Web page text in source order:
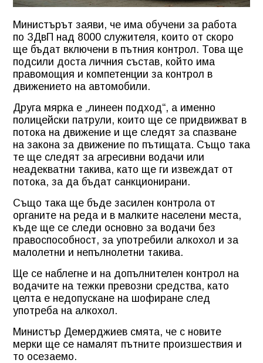
Министърът заяви, че има обучени за работа
по ЗДвП над 8000 служителя, които от скоро
ще бъдат включени в пътния контрол. Това ще
подсили доста личния състав, който има
правомощия и компетенции за контрол в
движението на автомобили.
Друга мярка е „линеен подход“, а именно
полицейски патрули, които ще се придвижват в
потока на движение и ще следят за спазване
на закона за движение по пътищата. Също така
те ще следят за агресивни водачи или
неадекватни такива, като ще ги извеждат от
потока, за да бъдат санкционирани.
Също така ще бъде засилен контрола от
органите на реда и в малките населени места,
къде ще се следи основно за водачи без
правоспособност, за употребили алкохол и за
малолетни и непълнолетни такива.
Ще се наблегне и на допълнителен контрол на
водачите на тежки превозни средства, като
целта е недопускане на шофиране след
употреба на алкохол.
Министър Демерджиев смята, че с новите
мерки ще се намалят пътните произшествия и
то осезаемо.